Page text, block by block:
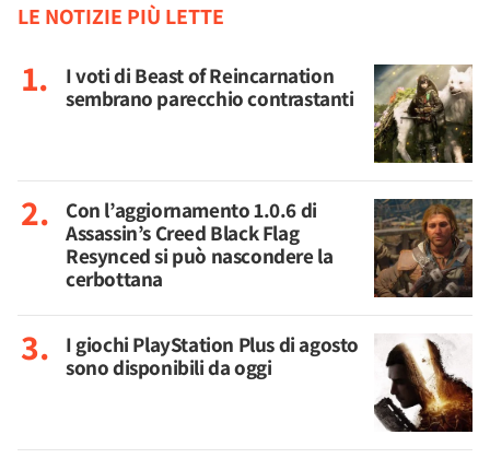
LE NOTIZIE PIÙ LETTE
I voti di Beast of Reincarnation
sembrano parecchio contrastanti
Con l’aggiornamento 1.0.6 di
Assassin’s Creed Black Flag
Resynced si può nascondere la
cerbottana
I giochi PlayStation Plus di agosto
sono disponibili da oggi